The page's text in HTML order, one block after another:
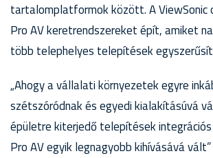
tartalomplatformok között. A ViewSonic
Pro AV keretrendszereket épít, amiket
több telephelyes telepítések
„Ahogy a vállalati környezetek egyre
szétszóródnak és egyedi kialakításúvá
épületre kiterjedő telepítések
Pro AV egyik legnagyobb kihívásává